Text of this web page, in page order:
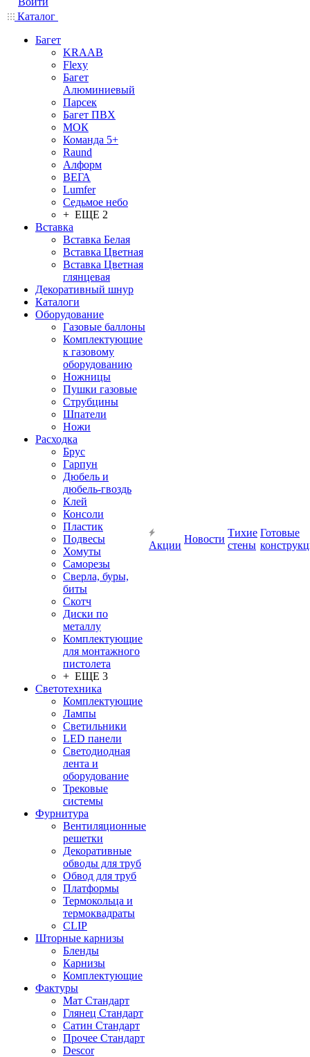
Каталог
Багет
KRAAB
Flexy
Багет
Алюминиевый
Парсек
Багет ПВХ
МОК
Команда 5+
Raund
Алформ
ВЕГА
Lumfer
Седьмое небо
+ ЕЩЕ 2
Вставка
Вставка Белая
Вставка Цветная
Вставка Цветная
глянцевая
Декоративный шнур
Каталоги
Оборудование
Газовые баллоны
Комплектующие
к газовому
оборудованию
Ножницы
Пушки газовые
Струбцины
Шпатели
Ножи
Расходка
Брус
Гарпун
Дюбель и
дюбель-гвоздь
Клей
Консоли
Пластик
Подвесы
Хомуты
Саморезы
Сверла, буры,
биты
Скотч
Диски по
металлу
Комплектующие
для монтажного
пистолета
+ ЕЩЕ 3
Светотехника
Комплектующие
Лампы
Светильники
LED панели
Светодиодная
лента и
оборудование
Трековые
системы
Фурнитура
Вентиляционные
решетки
Декоративные
обводы для труб
Обвод для труб
Платформы
Термокольца и
термоквадраты
CLIP
Шторные карнизы
Бленды
Карнизы
Комплектующие
Фактуры
Мат Стандарт
Глянец Стандарт
Сатин Стандарт
Прочее Стандарт
Descor
Акции
Новости
Тихие
стены
Готовые